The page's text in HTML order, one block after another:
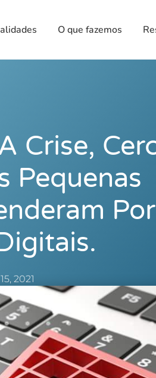
O que fazemos
Crise,
Pequenas
Por
2021